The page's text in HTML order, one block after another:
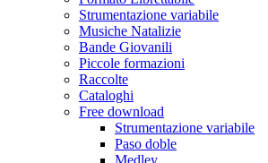
Strumentazione variabile
Musiche Natalizie
Bande Giovanili
Piccole formazioni
Raccolte
Cataloghi
Free download
Strumentazione variabile
Paso doble
Medley